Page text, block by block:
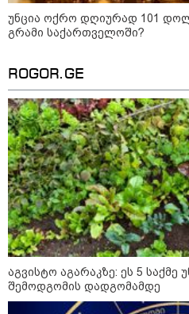
10
აგვისტო
დღის
პროგნოზი
უნცია ოქრო დღიურად 101
გრამი საქართველოში?
ROGOR.GE
აგვისტო აგარაკზე: ეს 5 საქმე
შემოდგომის დადგომამდე